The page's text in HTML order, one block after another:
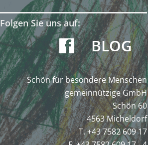
Folgen Sie uns auf:
BLOG
Schön für besondere Menschen
gemeinnützige GmbH
Schön 60
4563 Micheldorf
T. +43 7582 609 17